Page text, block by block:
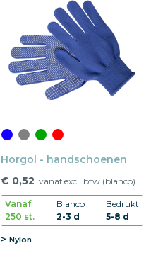
Horgol - handschoenen
€ 0,52 vanaf excl. btw (blanco)
Vanaf
250 st.
Blanco
2-3 d
Bedrukt
5-8 d
Nylon